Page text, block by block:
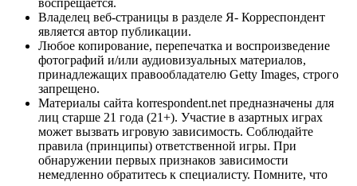
воспрещается.
Владелец веб-страницы в разделе Я- Корреспондент
является автор публикации.
Любое копирование, перепечатка и воспроизведение
фотографий и/или аудиовизуальных материалов,
принадлежащих правообладателю Getty Images, строго
запрещено.
Материалы сайта korrespondent.net предназначены для
лиц старше 21 года (21+). Участие в азартных играх
может вызвать игровую зависимость. Соблюдайте
правила (принципы) ответственной игры. При
обнаружении первых признаков зависимости
немедленно обратитесь к специалисту. Помните, что